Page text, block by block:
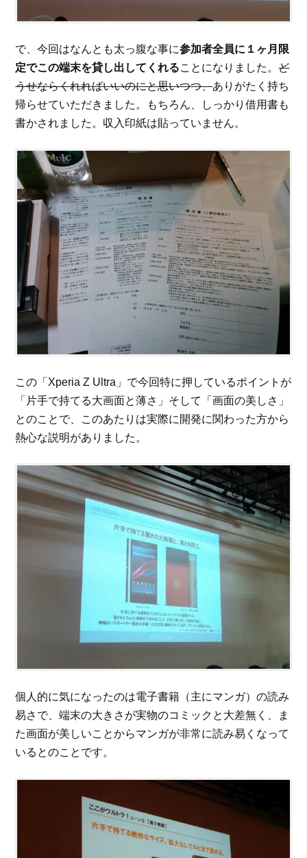
で、今回はなんとも太っ腹な事に参加者全員に１ヶ月限
定でこの端末を貸し出してくれることになりました。ど
うせならくれればいいのにと思いつつ、ありがたく持ち
帰らせていただきました。もちろん、しっかり借用書も
書かされました。収入印紙は貼っていません。
この「Xperia Z Ultra」で今回特に押しているポイントが
「片手で持てる大画面と薄さ」そして「画面の美しさ」
とのことで、このあたりは実際に開発に関わった方から
熱心な説明がありました。
個人的に気になったのは電子書籍（主にマンガ）の読み
易さで、端末の大きさが実物のコミックと大差無く、ま
た画面が美しいことからマンガが非常に読み易くなって
いるとのことです。